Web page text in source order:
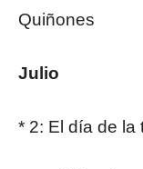
Quiñones
Julio
* 2: El día de la